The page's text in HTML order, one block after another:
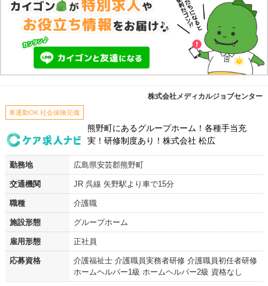
株式会社メディカルジョブセンター
車通勤OK 社会保険完備
熊野町にあるグループホーム！各種手当充
実！研修制度あり！株式会社 松広
勤務地 広島県安芸郡熊野町
交通機関 JR 呉線 矢野駅より車で15分
職種 介護職
施設形態 グループホーム
雇用形態 正社員
応募資格
介護福祉士 介護職員実務者研修 介護職員初任者研修
ホームヘルパー1級 ホームヘルパー2級 資格なし